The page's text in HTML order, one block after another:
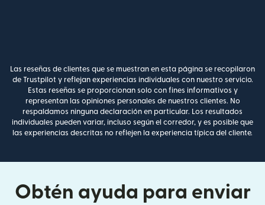
Las reseñas de clientes que se muestran en esta página se recopilaron
de Trustpilot y reflejan experiencias individuales con nuestro servicio.
Estas reseñas se proporcionan solo con fines informativos y
representan las opiniones personales de nuestros clientes. No
respaldamos ninguna declaración en particular. Los resultados
individuales pueden variar, incluso según el corredor, y es posible que
las experiencias descritas no reflejen la experiencia típica del cliente.
Obtén ayuda para enviar